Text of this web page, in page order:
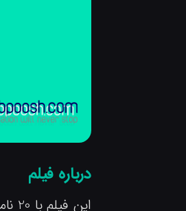
درباره فیلم